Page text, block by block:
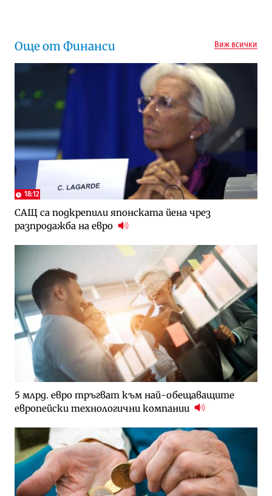
Още от Финанси Виж всички
18:12
САЩ са подкрепили японската йена чрез
разпродажба на евро
5 млрд. евро тръгват към най-обещаващите
европейски технологични компании